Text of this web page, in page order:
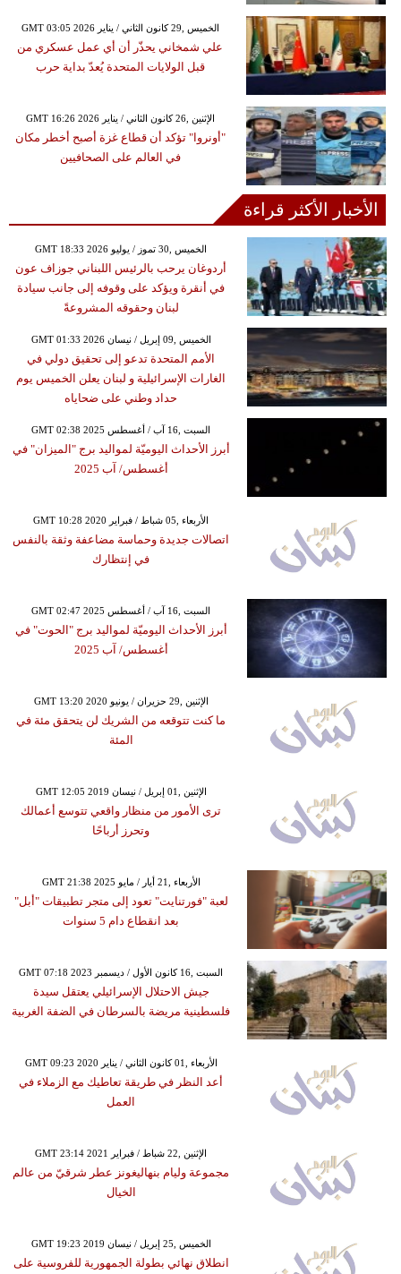
GMT 03:05 2026 الخميس ,29 كانون الثاني / يناير
علي شمخاني يحذّر أن أي عمل عسكري من
قبل الولايات المتحدة يُعدّ بداية حرب
GMT 16:26 2026 الإثنين ,26 كانون الثاني / يناير
"أونروا" تؤكد أن قطاع غزة أصبح أخطر مكان
في العالم على الصحافيين
الأخبار الأكثر قراءة
GMT 18:33 2026 الخميس ,30 تموز / يوليو
أردوغان يرحب بالرئيس اللبناني جوزاف عون
في أنقرة ويؤكد على وقوفه إلى جانب سيادة
لبنان وحقوقه المشروعةً
GMT 01:33 2026 الخميس ,09 إبريل / نيسان
الأمم المتحدة تدعو إلى تحقيق دولي في
الغارات الإسرائيلية و لبنان يعلن الخميس يوم
حداد وطني على ضحاياه
GMT 02:38 2025 السبت ,16 آب / أغسطس
أبرز الأحداث اليوميّة لمواليد برج "الميزان" في
أغسطس/ آب 2025
GMT 10:28 2020 الأربعاء ,05 شباط / فبراير
اتصالات جديدة وحماسة مضاعفة وثقة بالنفس
في إنتظارك
GMT 02:47 2025 السبت ,16 آب / أغسطس
أبرز الأحداث اليوميّة لمواليد برج "الحوت" في
أغسطس/ آب 2025
GMT 13:20 2020 الإثنين ,29 حزيران / يونيو
ما كنت تتوقعه من الشريك لن يتحقق مئة في
المئة
GMT 12:05 2019 الإثنين ,01 إبريل / نيسان
ترى الأمور من منظار واقعي تتوسع أعمالك
وتحرز أرباحًا
GMT 21:38 2025 الأربعاء ,21 أيار / مايو
لعبة "فورتنايت" تعود إلى متجر تطبيقات "أبل"
بعد انقطاع دام 5 سنوات
GMT 07:18 2023 السبت ,16 كانون الأول / ديسمبر
جيش الاحتلال الإسرائيلي يعتقل سيدة
فلسطينية مريضة بالسرطان في الضفة الغربية
GMT 09:23 2020 الأربعاء ,01 كانون الثاني / يناير
أعد النظر في طريقة تعاطيك مع الزملاء في
العمل
GMT 23:14 2021 الإثنين ,22 شباط / فبراير
مجموعة وليام بنهاليغونز عطر شرقيّ من عالم
الخيال
GMT 19:23 2019 الخميس ,25 إبريل / نيسان
انطلاق نهائي بطولة الجمهورية للفروسية على